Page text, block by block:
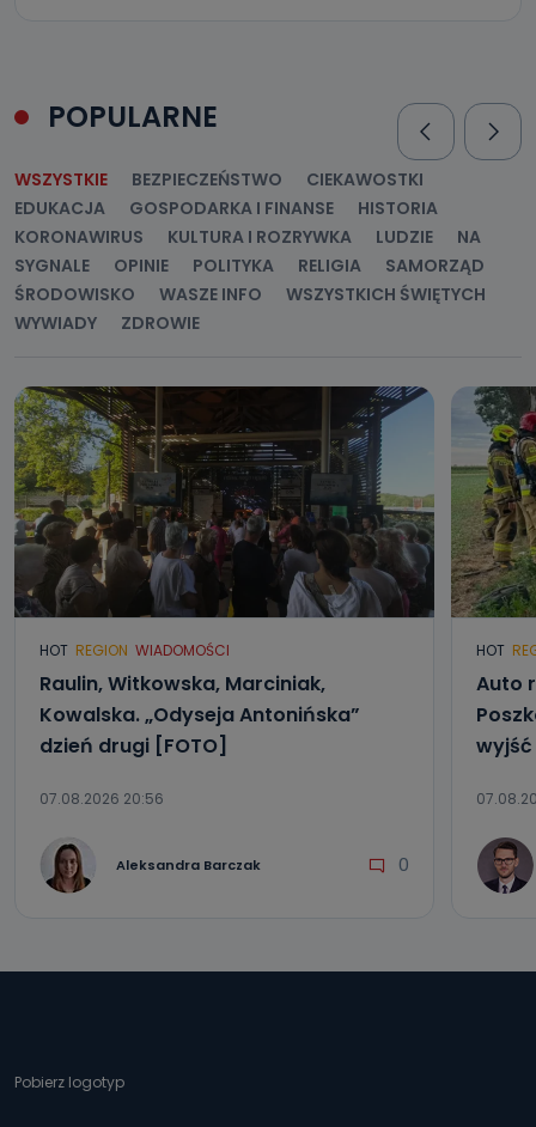
POPULARNE
WSZYSTKIE BEZPIECZEŃSTWO
CIEKAWOSTKI
EDUKACJA
GOSPODARKA I FINANSE
HISTORIA
KORONAWIRUS
KULTURA I ROZRYWKA LUDZIE
NA
SYGNALE
OPINIE POLITYKA RELIGIA
SAMORZĄD
ŚRODOWISKO
WASZE INFO
WSZYSTKICH ŚWIĘTYCH
WYWIADY
ZDROWIE
HOT REGION WIADOMOŚCI
Raulin, Witkowska, Marciniak,
Kowalska. „Odyseja Antonińska”
dzień drugi [FOTO]
07.08.2026 20:56
Aleksandra Barczak 0
HOT
Auto
wyjść
Pobierz logotyp